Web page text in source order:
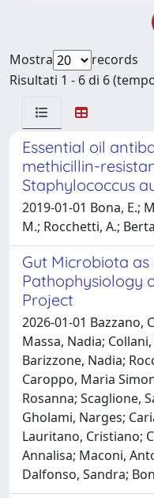
Mostra
records
Risultati 1 - 6 di 6
Essential oil
methicillin-
Staphylococcus
2019-01-01 Bona, E.;
M.; Rocchetti, A.;
Gut Microbiota
Pathophysiology
Project
2026-01-01 Bazzano,
Massa, Nadia;
Barizzone, Nadia;
Caroppo, Maria
Rosanna; Scaglione,
Gholami, Narges;
Lauritano, Cristiano;
Annalisa; Maconi,
Dalfonso, Sandra;